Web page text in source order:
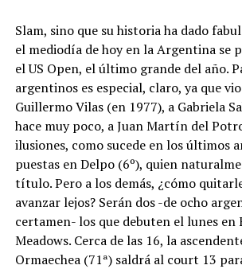
Slam, sino que su historia ha dado
el mediodía de hoy en la Argentina se
el US Open, el último grande del año.
argentinos es especial, claro, ya que
Guillermo Vilas (en 1977), a Gabriela
hace muy poco, a Juan Martín del
ilusiones, como sucede en los últimos
puestas en Delpo (6º), quien
título. Pero a los demás, ¿cómo
avanzar lejos? Serán dos -de ocho
certamen- los que debuten el lunes en
Meadows. Cerca de las 16, la
Ormaechea (71ª) saldrá al court 13